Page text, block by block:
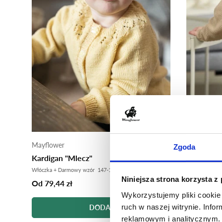
Zgoda
Niniejsza strona korzysta z
Wykorzystujemy pliki
ruch w naszej witrynie.
reklamowym i
Mayflower
Kardigan "Mlecz"
Włóczka + Darmowy wzór 147-1
Od 79,44 zł
DODAJ
Mayflower
Od 22,80